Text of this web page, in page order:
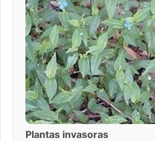
Plantas invasoras